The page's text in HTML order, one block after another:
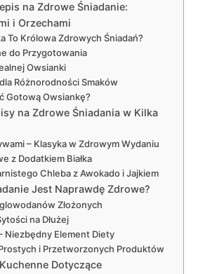
na Zdrowe Śniadanie:
i Orzechami
To Królowa Zdrowych Śniadań?
do Przygotowania
Owsianki
Różnorodności Smaków
Gotową Owsiankę?
na Zdrowe Śniadania w Kilka
– Klasyka w Zdrowym Wydaniu
z Dodatkiem Białka
Chleba z Awokado i Jajkiem
Jest Naprawdę Zdrowe?
Złożonych
na Dłużej
Niezbędny Element Diety
i Przetworzonych Produktów
Dotyczące